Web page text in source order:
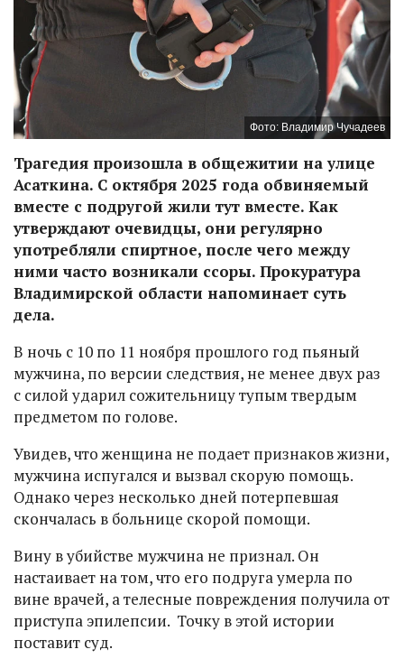
Фото: Владимир Чучадеев
Трагедия произошла в общежитии на улице
Асаткина. С октября 2025 года обвиняемый
вместе с подругой жили тут вместе. Как
утверждают очевидцы, они регулярно
употребляли спиртное, после чего между
ними часто возникали ссоры. Прокуратура
Владимирской области напоминает суть
дела.
В ночь с 10 по 11 ноября прошлого год пьяный
мужчина, по версии следствия, не менее двух раз
с силой ударил сожительницу тупым твердым
предметом по голове.
Увидев, что женщина не подает признаков жизни,
мужчина испугался и вызвал скорую помощь.
Однако через несколько дней потерпевшая
скончалась в больнице скорой помощи.
Вину в убийстве мужчина не признал. Он
настаивает на том, что его подруга умерла по
вине врачей, а телесные повреждения получила от
приступа эпилепсии. Точку в этой истории
поставит суд.